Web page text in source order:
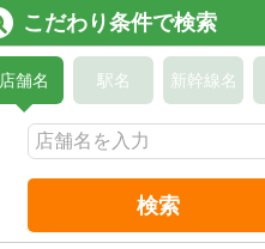
こだわり条件で検索
店舗名 駅名 新幹線名
検索